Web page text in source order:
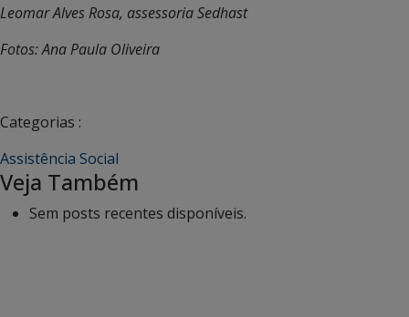
Leomar Alves Rosa, assessoria Sedhast
Fotos: Ana Paula Oliveira
Categorias :
Assistência Social
Veja Também
Sem posts recentes disponíveis.